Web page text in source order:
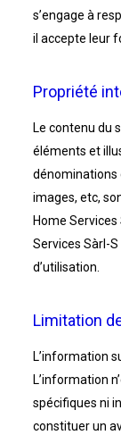
s’engage à
il accepte leur
Propriété
Le contenu du
éléments et
dénominations
images, etc,
Home
Services Sàrl-
d’utilisation.
Limitation
L’information
L’information
spécifiques ni
constituer un